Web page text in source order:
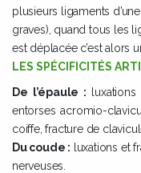
plusieurs ligaments
graves), quand tous les
est déplacée c’est alors
LES SPÉCIFICITÉS
De l’épaule :
entorses acromio-
coiffe, fracture de
Du coude : luxations et
nerveuses.